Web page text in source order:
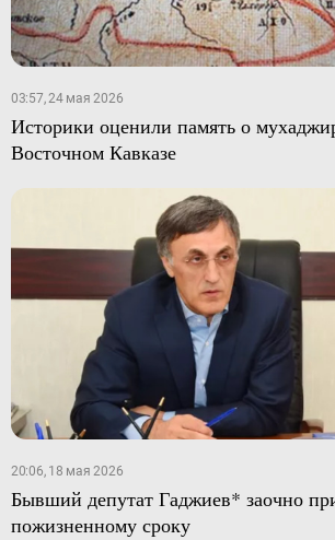
03:57, 24 мая 2026
Историки оценили память о
Восточном Кавказе
20:06, 18 мая 2026
Бывший депутат Гаджиев* заочно
пожизненному сроку